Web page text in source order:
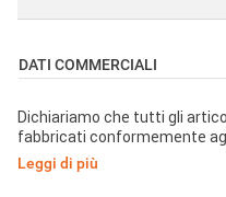
DATI COMMERCIALI
Dichiariamo che tutti gli
fabbricati conformemente
di sicurezza della Direttiva
2014/35/UE: 26 Febbraio
Leggi di più